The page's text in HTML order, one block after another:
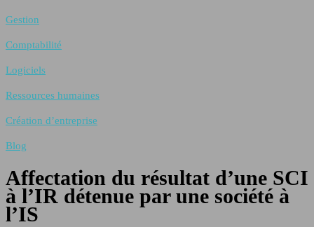
Gestion
Comptabilité
Logiciels
Ressources humaines
Création d’entreprise
Blog
Affectation du résultat d’une SCI
à l’IR détenue par une société à
l’IS